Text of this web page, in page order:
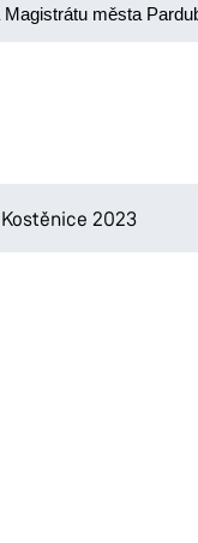
města
2023